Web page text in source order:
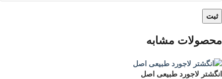
محصولات مشابه
انگشتر لاجورد طبیعی اصل